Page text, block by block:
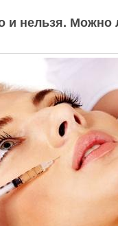
и нельзя. Можно